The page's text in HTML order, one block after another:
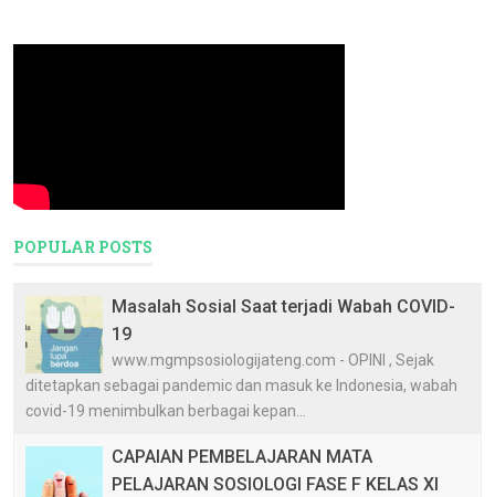
POPULAR POSTS
Masalah Sosial Saat terjadi Wabah COVID-
19
www.mgmpsosiologijateng.com - OPINI , Sejak
ditetapkan sebagai pandemic dan masuk ke Indonesia, wabah
covid-19 menimbulkan berbagai kepan...
CAPAIAN PEMBELAJARAN MATA
PELAJARAN SOSIOLOGI FASE F KELAS XI